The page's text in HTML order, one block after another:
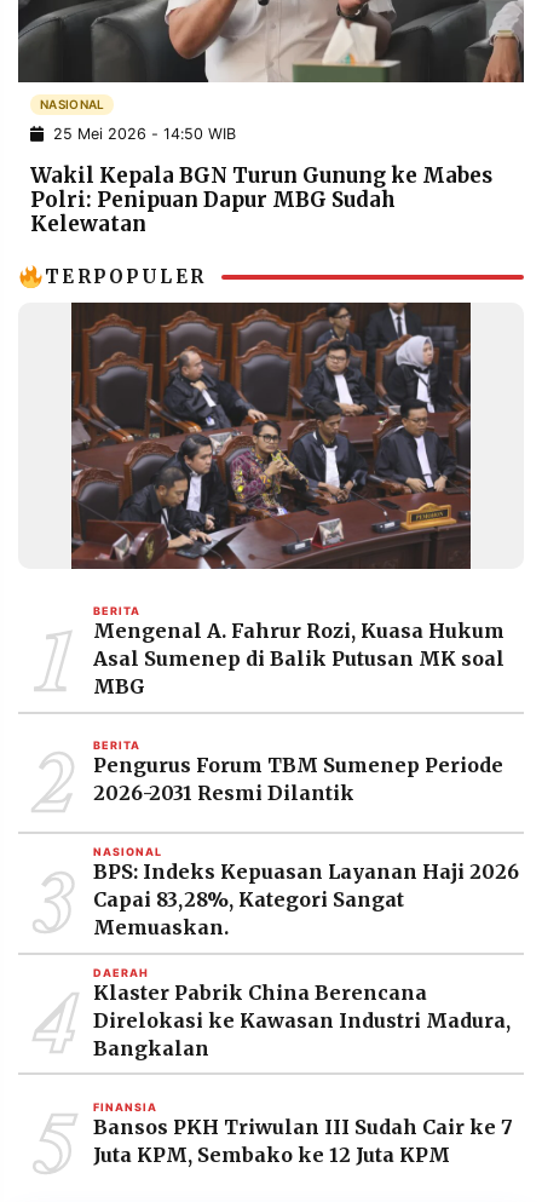
PRIVACY
POLICY
BERITA
WARGA
INFORMASI
IKLAN
KIRIM
PENGADUAN TERM
OF
SERVICE
IKUTI
RESOLUSI
MEDIA
©
Resolusi.co
-
PT.
RESOLUSI
MEDIA
PRAMUDITA
NASIONAL
25 Mei 2026 - 14:50 WIB
Wakil Kepala BGN Turun Gunung ke Mabes
Polri: Penipuan Dapur MBG Sudah
Kelewatan
TERPOPULER
1 BERITA
Mengenal A. Fahrur Rozi, Kuasa Hukum
Asal Sumenep di Balik Putusan MK soal
MBG
2 BERITA
Pengurus Forum TBM Sumenep Periode
2026-2031 Resmi Dilantik
3 NASIONAL
BPS: Indeks Kepuasan Layanan Haji 2026
Capai 83,28%, Kategori Sangat
Memuaskan.
4 DAERAH
Klaster Pabrik China Berencana
Direlokasi ke Kawasan Industri Madura,
Bangkalan
5 FINANSIA
Bansos PKH Triwulan III Sudah Cair ke 7
Juta KPM, Sembako ke 12 Juta KPM